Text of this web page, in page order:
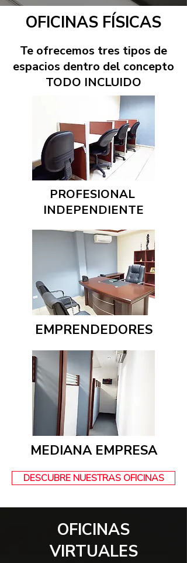
OFICINAS FÍSICAS
Te ofrecemos tres tipos de
espacios dentro del concepto
TODO INCLUIDO
PROFESIONAL
INDEPENDIENTE
EMPRENDEDORES
MEDIANA EMPRESA
DESCUBRE NUESTRAS OFICINAS
OFICINAS
VIRTUALES